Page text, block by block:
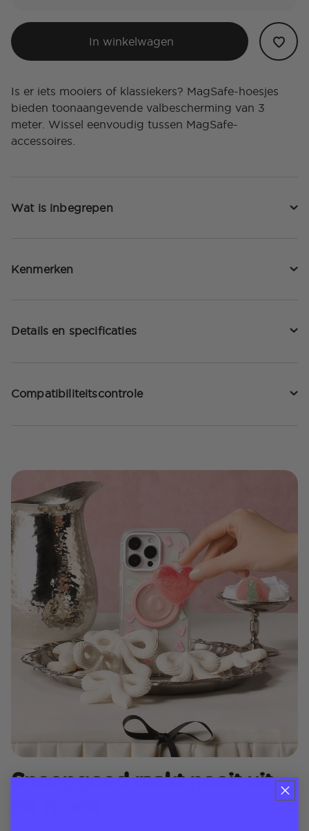
In winkelwagen
Is er iets mooiers of klassiekers? MagSafe-hoesjes
bieden toonaangevende valbescherming van 3
meter. Wissel eenvoudig tussen MagSafe-
accessoires.
Wat is inbegrepen
Kenmerken
Details en specificaties
Compatibiliteitscontrole
Snoepgoed raakt nooit uit